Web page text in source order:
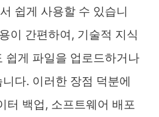
쉽게 사용할 수 있습니
이 간편하여, 기술적 지식
쉽게 파일을 업로드하거나
다. 이러한 장점 덕분에
터 백업, 소프트웨어 배포